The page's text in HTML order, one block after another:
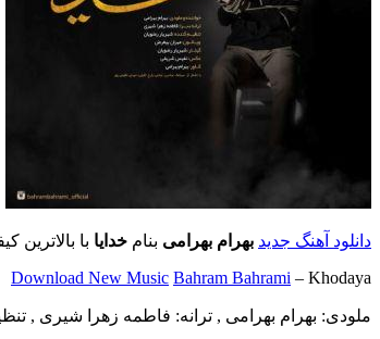
دانلود آهنگ جدید بهرام بهرامی بنام خدایا با بالاترین
Download New Music Bahram Bahrami – Khodaya
ملودی: بهرام بهرامی , ترانه: فاطمه زهرا شیری ,